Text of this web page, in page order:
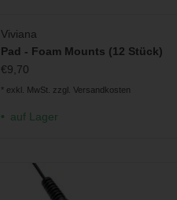
Viviana
Pad - Foam Mounts (12 Stück)
€9,70
* exkl. MwSt. zzgl. Versandkosten
auf Lager
Timecodefähiger SD-Karten Audiorekorder
im Pocket-Format